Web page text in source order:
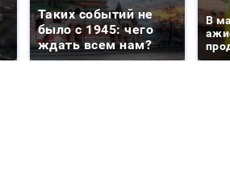
Таких событий не
было с 1945: чего
ждать всем нам?
В